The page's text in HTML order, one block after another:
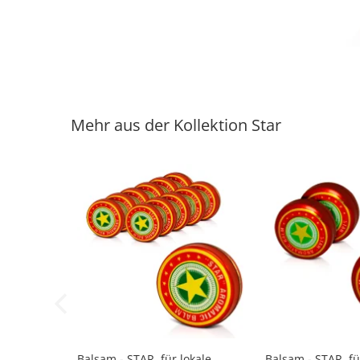
Mehr aus der Kollektion Star
-14% -14%